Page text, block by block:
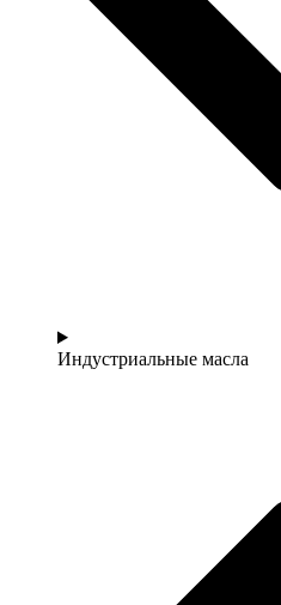
Индустриальные масла